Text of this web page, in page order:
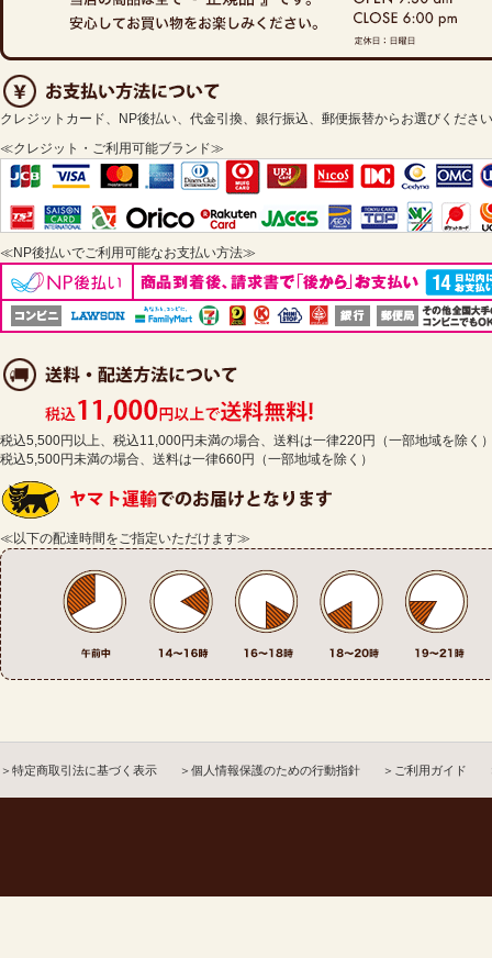
クレジットカード、NP後払い、代金引換、銀行振込、郵便振替からお選びくださ
≪クレジット・ご利用可能ブランド≫
≪NP後払いでご利用可能なお支払い方法≫
税込5,500円以上、税込11,000円未満の場合、送料は一律220円（一部地域を除く
税込5,500円未満の場合、送料は一律660円（一部地域を除く）
≪以下の配達時間をご指定いただけます≫
＞特定商取引法に基づく表示 ＞個人情報保護のための行動指針 ＞ご利用ガイド